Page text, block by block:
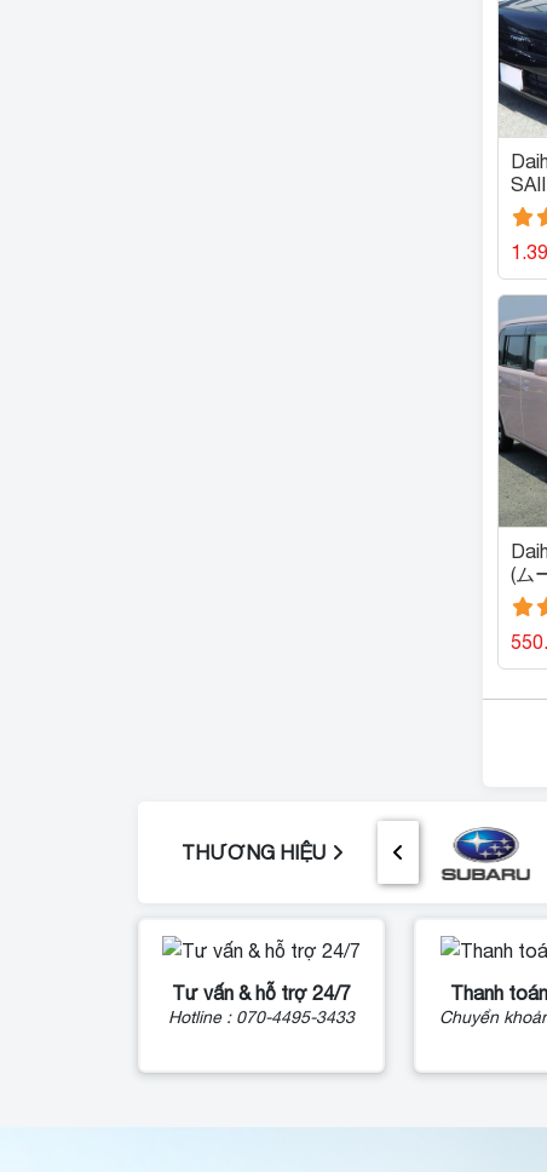
Ｇ
(ム
THƯƠNG HIỆU
Tư vấn & hỗ trợ 24/7
Hotline : 070-4495-3433
Thanh
Chuyển